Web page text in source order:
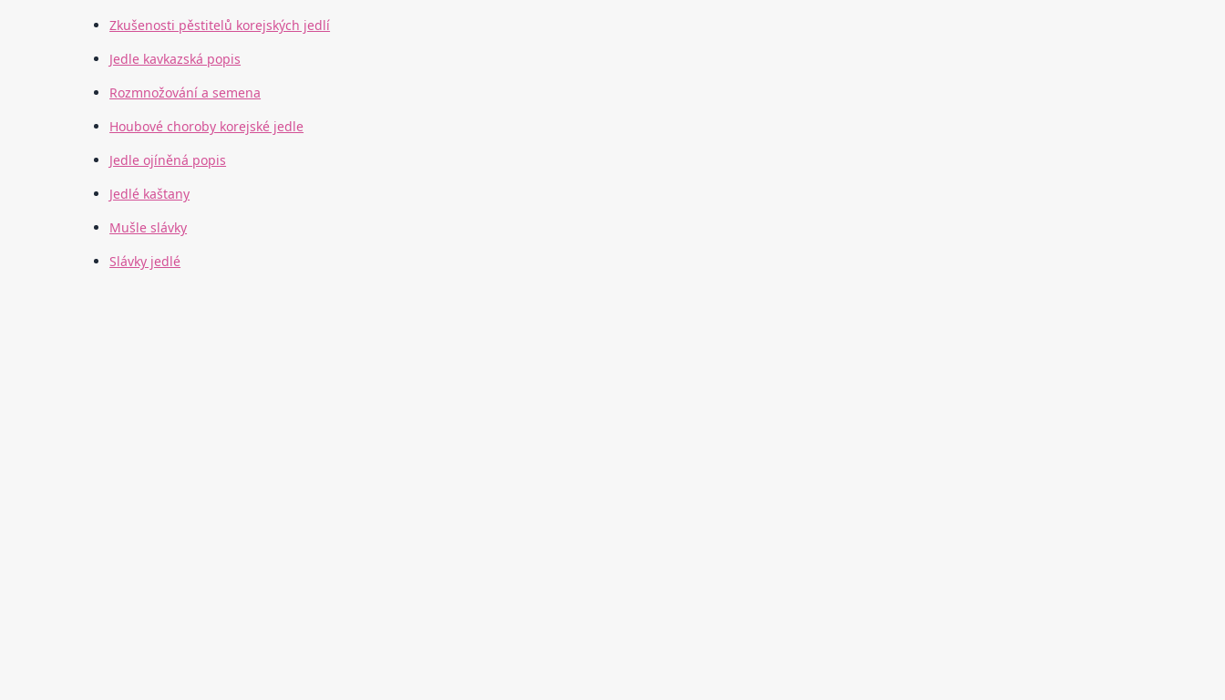
Zkušenosti pěstitelů korejských jedlí
Jedle kavkazská popis
Rozmnožování a semena
Houbové choroby korejské jedle
Jedle ojíněná popis
Jedlé kaštany
Mušle slávky
Slávky jedlé